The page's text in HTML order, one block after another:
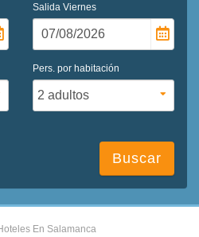
Salida Viernes
Pers. por habitación
Buscar
En Salamanca